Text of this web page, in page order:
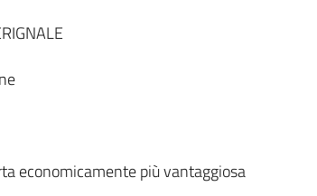
economicamente più vantaggiosa